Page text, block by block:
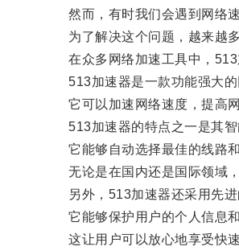
然而，有时我们会遇到网络速
为了解决这个问题，越来越多
在众多网络加速工具中，513
513加速器是一款功能强大的
它可以加速网络速度，提高网
513加速器的特点之一是其智
它能够自动选择最佳的线路和
无论是在国内还是国际领域，
另外，513加速器还采用先进
它能够保护用户的个人信息和
这让用户可以放心地享受快速